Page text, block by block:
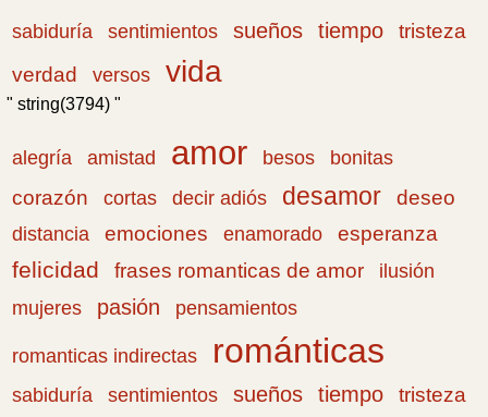
sabiduría sentimientos sueños tiempo
tristeza
verdad
versos vida
" string(3794) "
alegría amistad amor besos
bonitas
corazón
cortas decir adiós desamor deseo
distancia emociones enamorado esperanza
felicidad frases romanticas de amor
ilusión
mujeres
pasión pensamientos
romanticas indirectas románticas
sabiduría sentimientos sueños tiempo
tristeza